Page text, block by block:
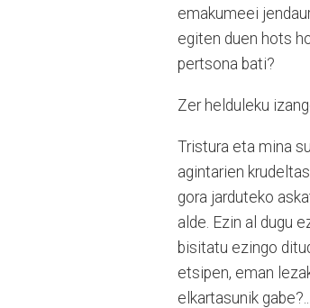
emakumeei
egiten duen hots
pertsona bati?
Zer helduleku
Tristura eta mina
agintarien
gora jarduteko
alde. Ezin al dugu
bisitatu ezingo
etsipen, eman
elkartasunik gabe?...